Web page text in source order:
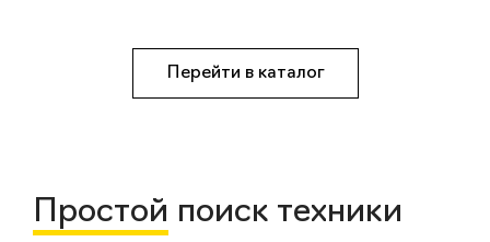
Перейти в каталог
Простой поиск техники